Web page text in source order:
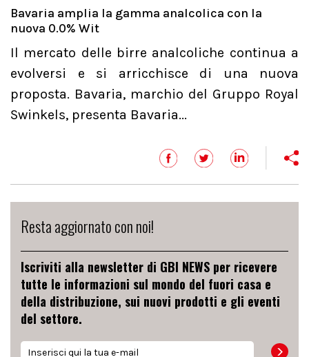
Bavaria amplia la gamma analcolica con la
nuova 0.0% Wit
Il mercato delle birre analcoliche continua a
evolversi e si arricchisce di una nuova
proposta. Bavaria, marchio del Gruppo Royal
Swinkels, presenta Bavaria...
Resta aggiornato con noi!
Iscriviti alla newsletter di GBI NEWS per ricevere
tutte le informazioni sul mondo del fuori casa e
della distribuzione, sui nuovi prodotti e gli eventi
del settore.